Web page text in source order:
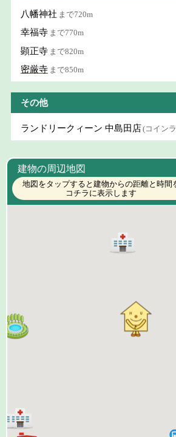
八幡神社 まで720m
幸福寺 まで770m
顕正寺 まで820m
密厳寺 まで850m
その他
ランドリークィーン 中島田店(コイン
建物の周辺地図
地図をタップすると建物からの距離と時間
コチラに表示します